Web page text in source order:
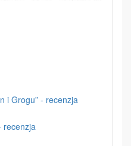
i Grogu” - recenzja
recenzja